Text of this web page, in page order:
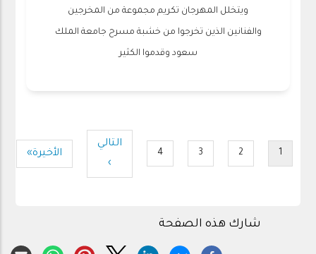
ويتخلل المهرجان تكريم مجموعة من المخرجين
والفنانين الذين تخرجوا من خشبة مسرح جامعة الملك
سعود وقدموا الكثير
Pagination
Current1
Page
2
Page
3
Page
4
الصفحة
التالية
التالي
›
Last
الأخيرة»
شارك هذه الصفحة